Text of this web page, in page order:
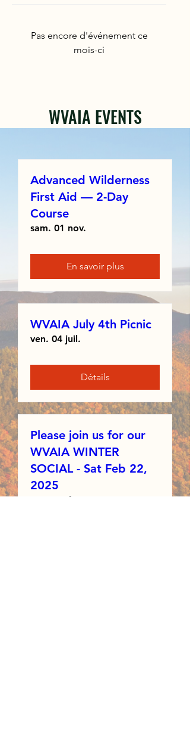
Pas encore d'événement ce
mois-ci
WVAIA EVENTS
Advanced Wilderness
First Aid — 2-Day
Course
sam. 01 nov.
En savoir plus
WVAIA July 4th Picnic
ven. 04 juil.
Détails
Please join us for our
WVAIA WINTER
SOCIAL - Sat Feb 22,
2025
sam. 22 févr.